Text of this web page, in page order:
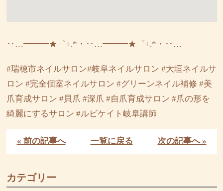
‥…━━━★゜+.*・‥…━━━★゜+.*・‥…
#瑞穂市ネイルサロン#岐阜ネイルサロン #大垣ネイルサ
ロン #完全個室ネイルサロン #グリーンネイル補修 #美
爪育成サロン #貝爪 #深爪 #自爪育成サロン #爪の形を
綺麗にするサロン #ルビケイト岐阜講師
« 前の記事へ 一覧に戻る 次の記事へ »
カテゴリー